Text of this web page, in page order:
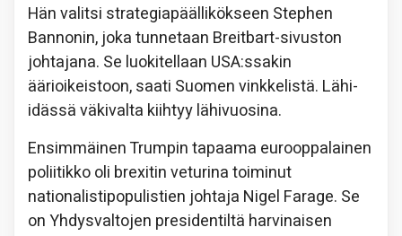
Hän valitsi strategiapäällikökseen Stephen
Bannonin, joka tunnetaan Breitbart-sivuston
johtajana. Se luokitellaan USA:ssakin
äärioikeistoon, saati Suomen vinkkelistä. Lähi-
idässä väkivalta kiihtyy lähivuosina.
Ensimmäinen Trumpin tapaama eurooppalainen
poliitikko oli brexitin veturina toiminut
nationalistipopulistien johtaja Nigel Farage. Se
on Yhdysvaltojen presidentiltä harvinaisen